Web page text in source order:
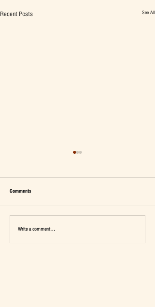
Recent Posts See All
เมื่อ Self-concept ถูกเติมเต็ม Fashion อาจ
จะไม่ใช่คำตอบ
Comments
Write a comment...